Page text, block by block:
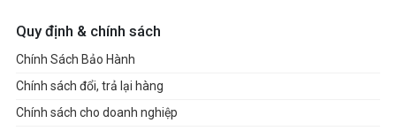
Quy định & chính sách
Chính Sách Bảo Hành
Chính sách đổi, trả lại hàng
Chính sách cho doanh nghiệp